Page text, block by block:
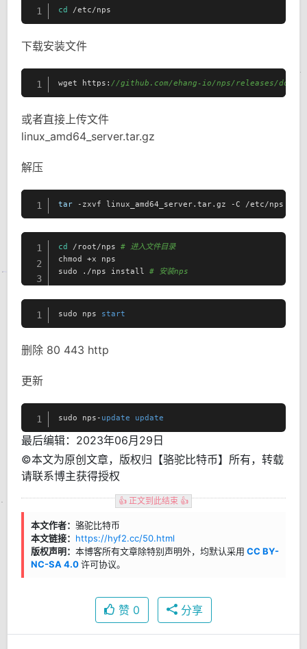
1 cd /etc/nps
下载安装文件
1 wget https: //github.com/ehang-io/nps/releases/
或者直接上传文件
linux_amd64_server.tar.gz
解压
1 tar -zxvf linux_amd64_server.tar.gz -C /etc/nps
1
2
3
cd /root/nps # 进入文件目录
chmod +x nps
sudo ./nps install # 安装nps
1 sudo nps start
删除 80 443 http
更新
1 sudo nps- update update
最后编辑：2023年06月29日
©本文为原创文章，版权归【骆驼比特币】所有，转载
请联系博主获得授权
👍 正文到此结束 👍
本文作者： 骆驼比特币
本文链接： https://hyf2.cc/50.html
版权声明： 本博客所有文章除特别声明外，均默认采用 CC BY-
NC-SA 4.0许可协议。
赞 0 分享